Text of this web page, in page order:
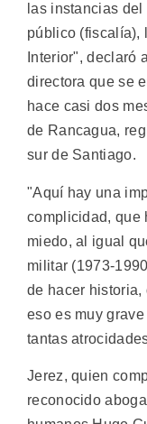
las instancias
público (fiscalía),
Interior", declaró
directora que se
hace casi dos
de Rancagua,
sur de Santiago.
"Aquí hay una
complicidad, que
miedo, al igual
militar (1973-
de hacer historia,
eso es muy
tantas
Jerez, quien
reconocido